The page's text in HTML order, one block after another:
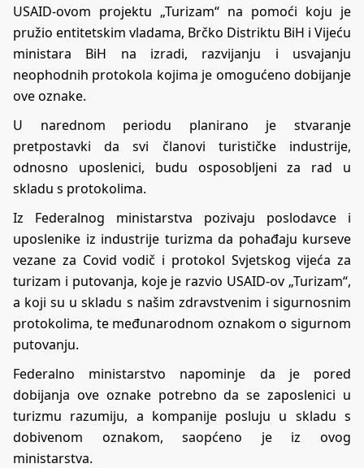
USAID-ovom projektu „Turizam“ na pomoći koju je
pružio entitetskim vladama, Brčko Distriktu BiH i Vijeću
ministara BiH na izradi, razvijanju i usvajanju
neophodnih protokola kojima je omogućeno dobijanje
ove oznake.
U narednom periodu planirano je stvaranje
pretpostavki da svi članovi turističke industrije,
odnosno uposlenici, budu osposobljeni za rad u
skladu s protokolima.
Iz Federalnog ministarstva pozivaju poslodavce i
uposlenike iz industrije turizma da pohađaju kurseve
vezane za Covid vodič i protokol Svjetskog vijeća za
turizam i putovanja, koje je razvio USAID-ov „Turizam“,
a koji su u skladu s našim zdravstvenim i sigurnosnim
protokolima, te međunarodnom oznakom o sigurnom
putovanju.
Federalno ministarstvo napominje da je pored
dobijanja ove oznake potrebno da se zaposlenici u
turizmu razumiju, a kompanije posluju u skladu s
dobivenom oznakom, saopćeno je iz ovog
ministarstva.